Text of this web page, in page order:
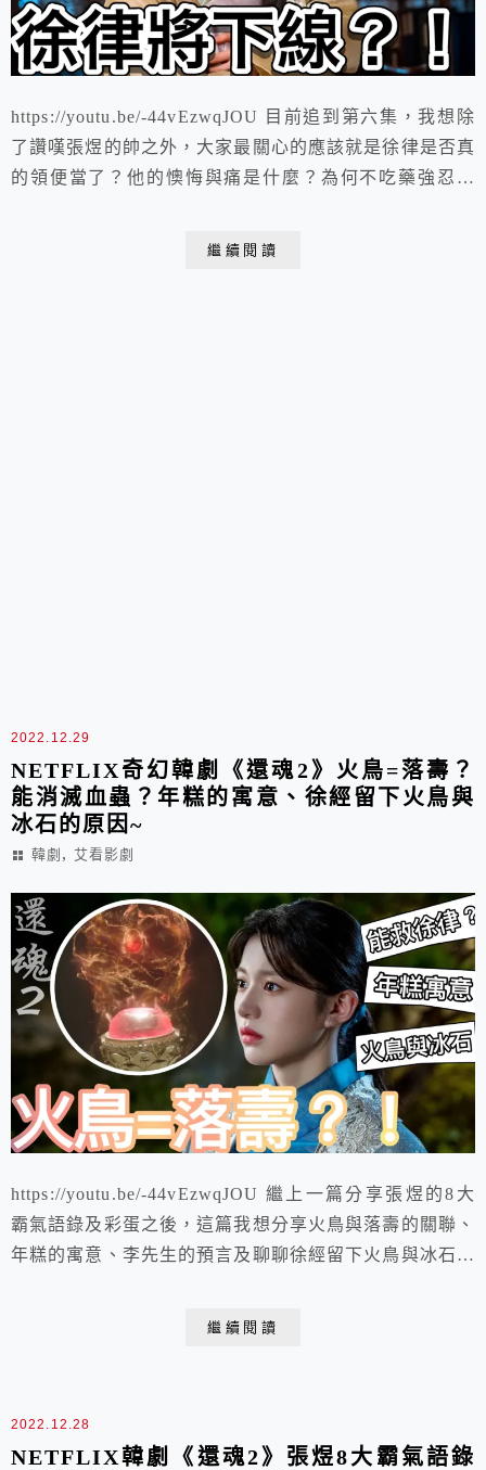
https://youtu.be/-44vEzwqJOU 目前追到第六集，我想除
了讚嘆張煜的帥之外，大家最關心的應該就是徐律是否真
的領便當了？他的懊悔與痛是什麼？為何不吃藥強忍疼
我就會一次解析這些問題，也聊聊之後有可能的劇情走
繼續閱讀
2022.12.29
NETFLIX奇幻韓劇《還魂2》火鳥=落壽？
能消滅血蟲？年糕的寓意、徐經留下火鳥與
冰石的原因~
韓劇 , 艾看影劇
https://youtu.be/-44vEzwqJOU 繼上一篇分享張煜的8大
霸氣語錄及彩蛋之後，這篇我想分享火鳥與落壽的關聯、
年糕的寓意、李先生的預言及聊聊徐經留下火鳥與冰石的
繼續閱讀
2022.12.28
NETFLIX韓劇《還魂2》張煜8大霸氣語錄